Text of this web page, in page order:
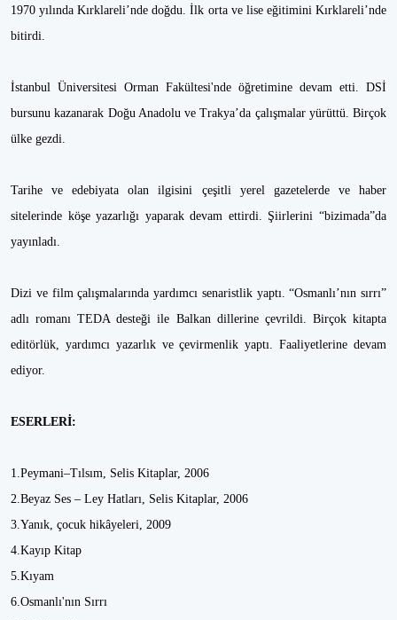
1970 yılında Kırklareli’nde doğdu. İlk orta ve lise eğitimini Kırklareli’nde
bitirdi.
İstanbul Üniversitesi Orman Fakültesi'nde öğretimine devam etti. DSİ
bursunu kazanarak Doğu Anadolu ve Trakya’da çalışmalar yürüttü. Birçok
ülke gezdi.
Tarihe ve edebiyata olan ilgisini çeşitli yerel gazetelerde ve haber
sitelerinde köşe yazarlığı yaparak devam ettirdi. Şiirlerini “bizimada”da
yayınladı.
Dizi ve film çalışmalarında yardımcı senaristlik yaptı. “Osmanlı’nın sırrı”
adlı romanı TEDA desteği ile Balkan dillerine çevrildi. Birçok kitapta
editörlük, yardımcı yazarlık ve çevirmenlik yaptı. Faaliyetlerine devam
ediyor.
ESERLERİ:
1.Peymani–Tılsım, Selis Kitaplar, 2006
2.Beyaz Ses – Ley Hatları, Selis Kitaplar, 2006
3.Yanık, çocuk hikâyeleri, 2009
4.Kayıp Kitap
5.Kıyam
6.Osmanlı'nın Sırrı